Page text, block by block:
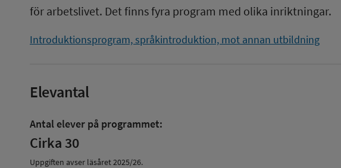
för arbetslivet. Det finns fyra program med olika inriktningar.
Introduktionsprogram, språkintroduktion, mot annan utbildning
Elevantal
Antal elever på programmet:
Cirka 30
Uppgiften avser läsåret2025/26.